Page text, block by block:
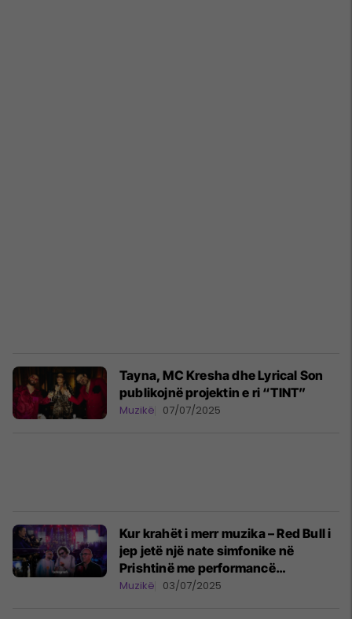
Tayna, MC Kresha dhe Lyrical Son
publikojnë projektin e ri “TINT”
Muzikë 07/07/2025
Kur krahët i merr muzika – Red Bull i
jep jetë një nate simfonike në
Prishtinë me performancë
mahnitëse nga MC Kresha dhe
Muzikë 03/07/2025